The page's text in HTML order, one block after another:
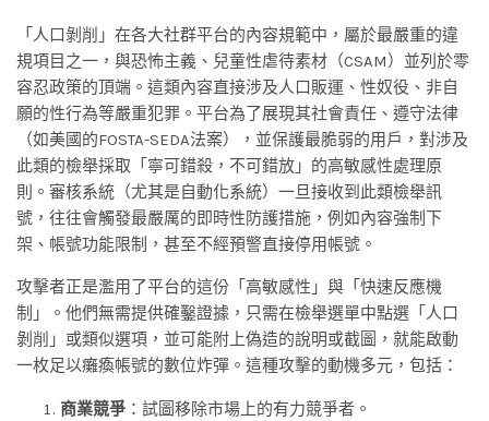
「人口剝削」在各大社群平台的內容規範中，屬於最嚴重的違
規項目之一，與恐怖主義、兒童性虐待素材（CSAM）並列於零
容忍政策的頂端。這類內容直接涉及人口販運、性奴役、非自
願的性行為等嚴重犯罪。平台為了展現其社會責任、遵守法律
（如美國的FOSTA-SEDA法案），並保護最脆弱的用戶，對涉及
此類的檢舉採取「寧可錯殺，不可錯放」的高敏感性處理原
則。審核系統（尤其是自動化系統）一旦接收到此類檢舉訊
號，往往會觸發最嚴厲的即時性防護措施，例如內容強制下
架、帳號功能限制，甚至不經預警直接停用帳號。
攻擊者正是濫用了平台的這份「高敏感性」與「快速反應機
制」。他們無需提供確鑿證據，只需在檢舉選單中點選「人口
剝削」或類似選項，並可能附上偽造的說明或截圖，就能啟動
一枚足以癱瘓帳號的數位炸彈。這種攻擊的動機多元，包括：
商業競爭 ：試圖移除市場上的有力競爭者。